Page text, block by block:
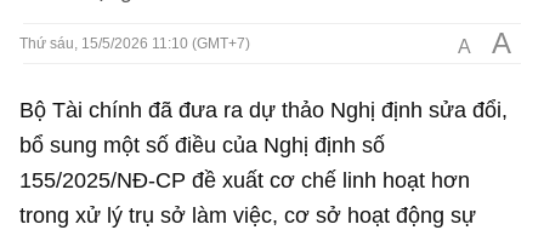
Thứ sáu, 15/5/2026 11:10 (GMT+7) A A
Bộ Tài chính đã đưa ra dự thảo Nghị định sửa đổi,
bổ sung một số điều của Nghị định số
155/2025/NĐ-CP đề xuất cơ chế linh hoạt hơn
trong xử lý trụ sở làm việc, cơ sở hoạt động sự